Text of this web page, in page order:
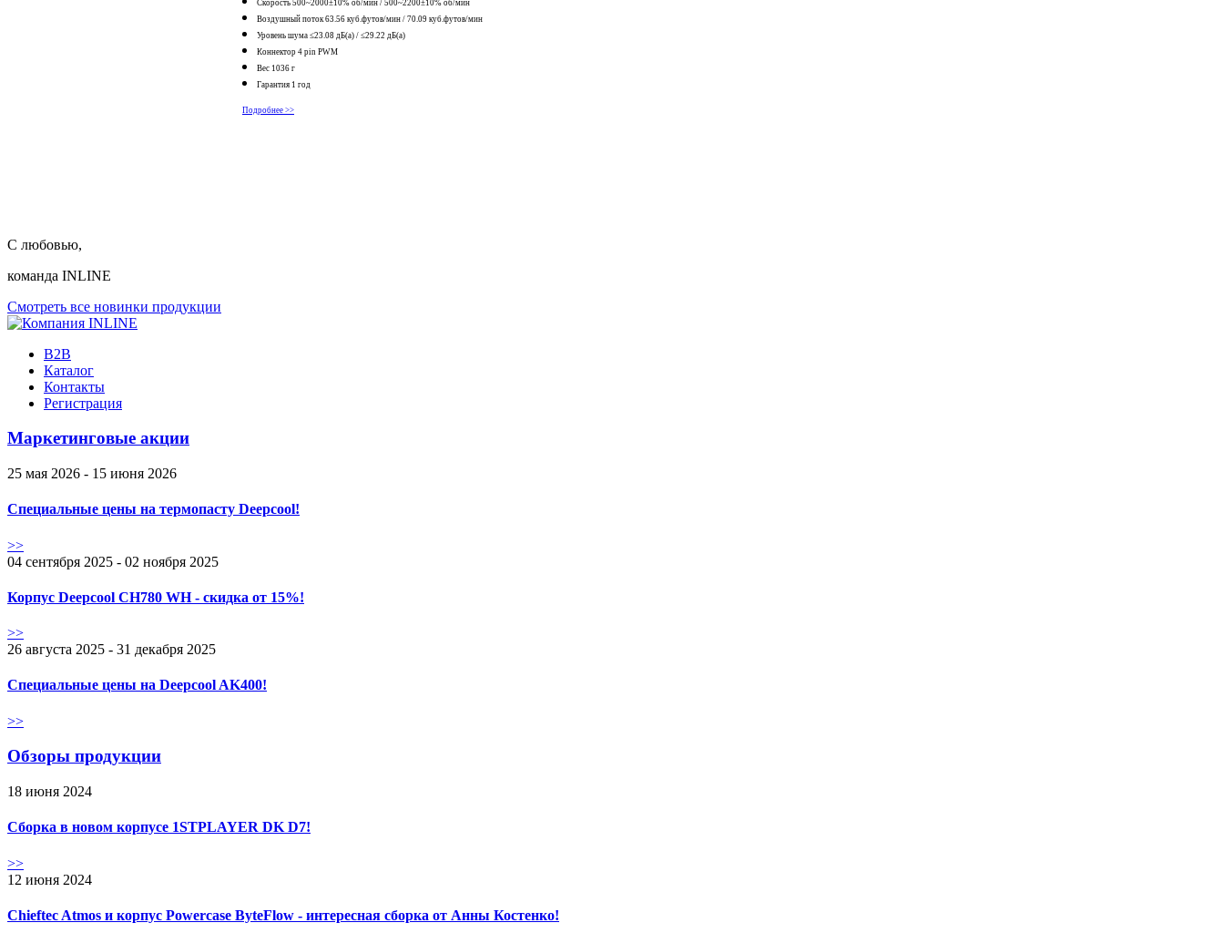
Скорость 500~2000±10% об/мин / 500~2200±10% об/мин
Воздушный поток 63.56 куб.футов/мин / 70.09 куб.футов/мин
Уровень шума ≤23.08 дБ(а) / ≤29.22 дБ(а)
Коннектор 4 pin PWM
Вес 1036 г
Гарантия 1 год
Подробнее >>
С любовью,
команда INLINE
Смотреть все новинки продукции
B2B
Каталог
Контакты
Регистрация
Маркетинговые акции
25 мая 2026 - 15 июня 2026
Специальные цены на термопасту Deepcool!
>>
04 сентября 2025 - 02 ноября 2025
Корпус Deepcool CH780 WH - скидка от 15%!
>>
26 августа 2025 - 31 декабря 2025
Специальные цены на Deepcool AK400!
>>
Обзоры продукции
18 июня 2024
Сборка в новом корпусе 1STPLAYER DK D7!
>>
12 июня 2024
Chieftec Atmos и корпус Powercase ByteFlow - интересная сборка от Анны Костенко!